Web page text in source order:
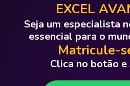
EXCEL
Seja um especialista
essencial para o
Matricule-
Clica no botão e